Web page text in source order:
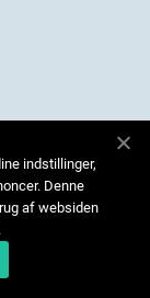
indstillinger,
Denne
af websiden